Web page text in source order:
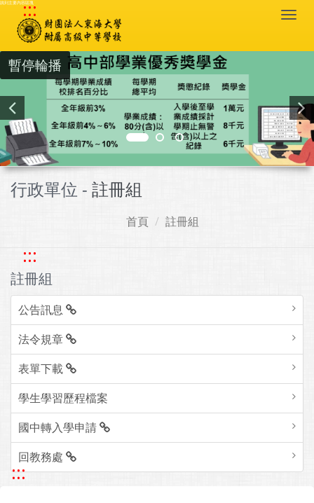
跳到主要內容區塊
:::
暫停輪播
行政單位 - 註冊組
首頁 註冊組
:::
註冊組
公告訊息
法令規章
表單下載
學生學習歷程檔案
國中轉入學申請
回教務處
:::